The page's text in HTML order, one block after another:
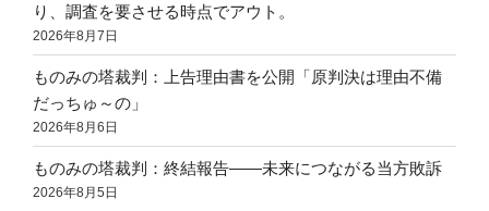
り、調査を要させる時点でアウト。
2026年8月7日
ものみの塔裁判：上告理由書を公開「原判決は理由不備
だっちゅ～の」
2026年8月6日
ものみの塔裁判：終結報告——未来につながる当方敗訴
2026年8月5日